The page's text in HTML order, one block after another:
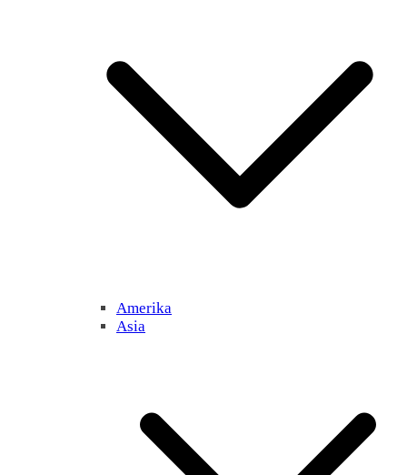
Amerika
Asia